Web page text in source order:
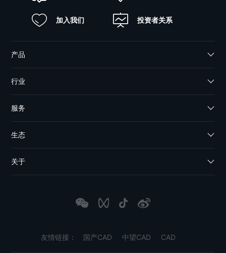
加入我们 投资者关系
产品
行业
服务
生态
关于
友情链接： 国产CAD 中望CAD CAD